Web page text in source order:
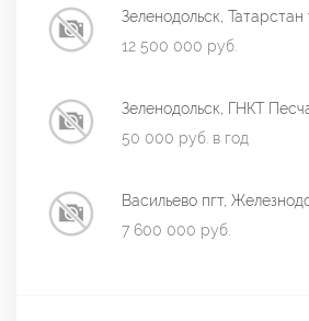
Зеленодольск, Татарстан
12 500 000 руб.
Зеленодольск, ГНКТ
50 000 руб. в год
Васильево пгт,
7 600 000 руб.